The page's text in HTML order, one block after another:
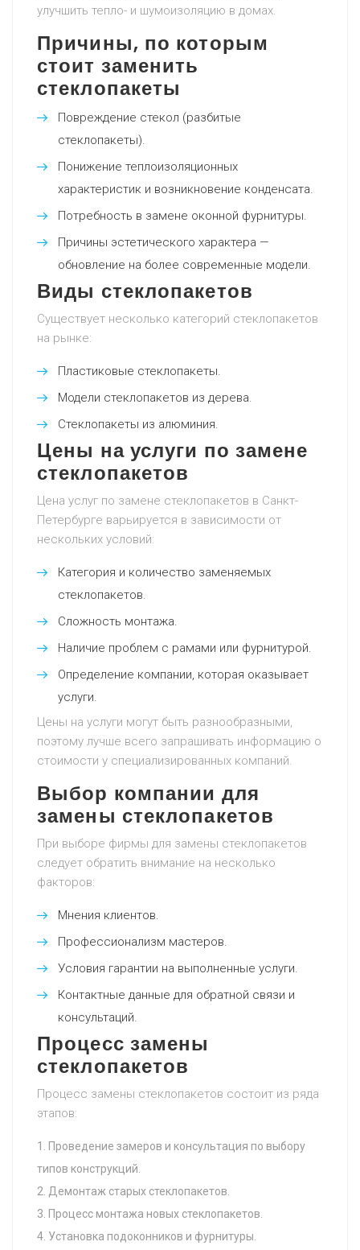
улучшить тепло- и шумоизоляцию в домах.
Причины, по которым
стоит заменить
стеклопакеты
Повреждение стекол (разбитые
стеклопакеты).
Понижение теплоизоляционных
характеристик и возникновение конденсата.
Потребность в замене оконной фурнитуры.
Причины эстетического характера —
обновление на более современные модели.
Виды стеклопакетов
Существует несколько категорий стеклопакетов
на рынке:
Пластиковые стеклопакеты.
Модели стеклопакетов из дерева.
Стеклопакеты из алюминия.
Цены на услуги по замене
стеклопакетов
Цена услуг по замене стеклопакетов в Санкт-
Петербурге варьируется в зависимости от
нескольких условий:
Категория и количество заменяемых
стеклопакетов.
Сложность монтажа.
Наличие проблем с рамами или фурнитурой.
Определение компании, которая оказывает
услуги.
Цены на услуги могут быть разнообразными,
поэтому лучше всего запрашивать информацию о
стоимости у специализированных компаний.
Выбор компании для
замены стеклопакетов
При выборе фирмы для замены стеклопакетов
следует обратить внимание на несколько
факторов:
Мнения клиентов.
Профессионализм мастеров.
Условия гарантии на выполненные услуги.
Контактные данные для обратной связи и
консультаций.
Процесс замены
стеклопакетов
Процесс замены стеклопакетов состоит из ряда
этапов:
Проведение замеров и консультация по выбору
типов конструкций.
Демонтаж старых стеклопакетов.
Процесс монтажа новых стеклопакетов.
Установка подоконников и фурнитуры.